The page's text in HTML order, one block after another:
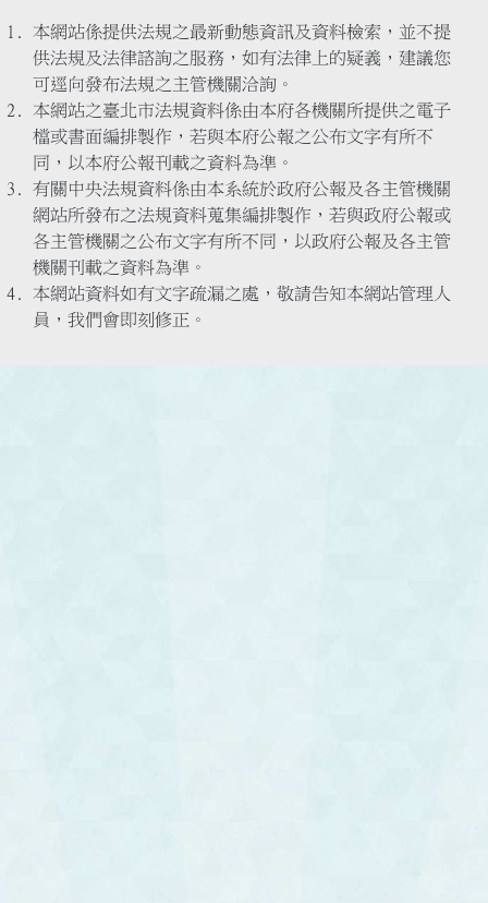
本網站係提供法規之最新動態資訊及資料檢索，並不提
供法規及法律諮詢之服務，如有法律上的疑義，建議您
可逕向發布法規之主管機關洽詢。
本網站之臺北市法規資料係由本府各機關所提供之電子
檔或書面編排製作，若與本府公報之公布文字有所不
同，以本府公報刊載之資料為準。
有關中央法規資料係由本系統於政府公報及各主管機關
網站所發布之法規資料蒐集編排製作，若與政府公報或
各主管機關之公布文字有所不同，以政府公報及各主管
機關刊載之資料為準。
本網站資料如有文字疏漏之處，敬請告知本網站管理人
員，我們會即刻修正。